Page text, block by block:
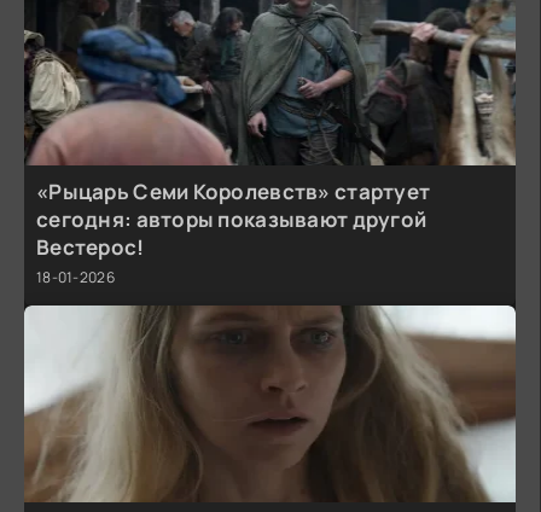
«Рыцарь Семи Королевств» стартует
сегодня: авторы показывают другой
Вестерос!
18-01-2026